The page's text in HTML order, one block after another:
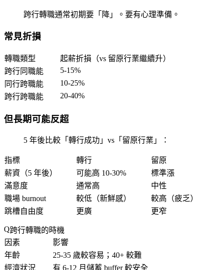
跨行轉職通常初期要「降」。要有心理準備。
常見折損
轉職類型
起薪折損（vs 留原行業繼續升）
跨行同職能
5-15%
同行跨職能
10-25%
跨行跨職能
20-40%
但長期可能反超
5 年後比較「轉行成功」vs「留原行業」：
指標 轉行
留原
薪資（5 年後）
可能高 10-30%
標準漲
滿意度
通常高
中性
職場 burnout
較低（新鮮感）
較高（疲乏）
跳槽自由度
更廣 更窄
跨行轉職的時機
因素
影響
年齡
25-35 歲較容易；40+ 較難
經濟狀況
有 6-12 月儲蓄 buffer 較安全